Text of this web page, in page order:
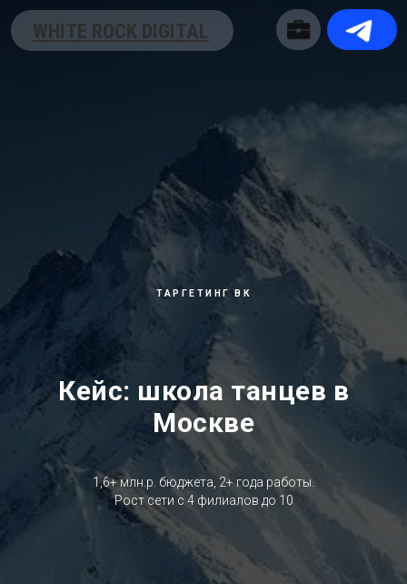
WHITE ROCK DIGITAL
ТАРГЕТИНГ ВК
Кейс: школа танцев в
Москве
1,6+ млн.р. бюджета, 2+ года работы.
Рост сети с 4 филиалов до 10